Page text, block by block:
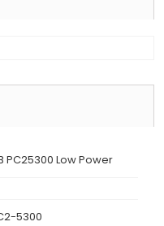
PC25300 Low Power
5300